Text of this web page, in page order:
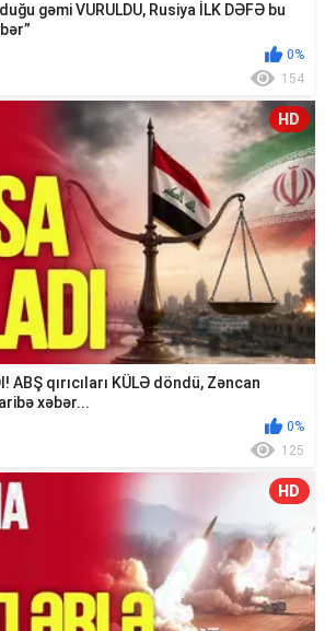
gəmi VURULDU, Rusiya İLK DƏFƏ bu
0%
154
HD
ABŞ qırıcıları KÜLƏ döndü, Zəncan
xəbər...
0%
125
HD